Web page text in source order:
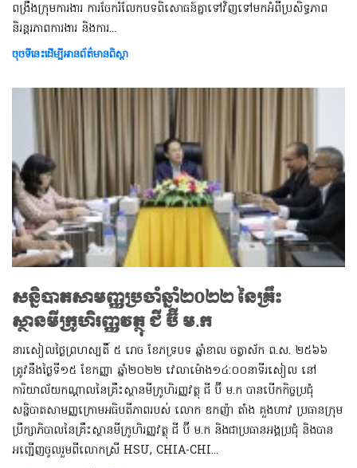
ពង្រឹងក្រុមការងារ ការចែករំលែកបទពិសោធន៍គ្នាទៅវិញទៅមកអំពីប្រសិទ្ធភាព
និរន្តរភាពការងារ និងការ...
ចុចទីនេះដើម្បីអានព័ត៌មានពិស្តា
សន្និបាតសាមញ្ញប្រចាំឆ្នាំ២០២២ នៃគ្រឹះ
ស្ថានមីក្រូហិរញ្ញវត្ថុ ជី ប៊ី ម.ក
នារសៀលថ្ងៃព្រហស្បតិ៍ ៥ រោច ខែភទ្របទ ឆ្នាំខាល ចត្វាស័ក ព.ស. ២៥៦៦
ត្រូវនឹងថ្ងៃទី១៥ ខែកញ្ញា ឆ្នាំ២០២២ វេលាម៉ោង១៤:០០នាទីរសៀល នៅ
ការិយាល័យកណ្តាលនៃគ្រឹះស្ថានមីក្រូហិរញ្ញវត្ថុ ជី ប៊ី ម.ក បានបើកកិច្ចប្រជុំ
សន្និបាតសាមញ្ញក្រោមអធិបតីភាពរបស់ លោក ឧកញ៉ា តាំង គួងហាវ ប្រធានក្រុម
ប្រឹក្សាភិបាលនៃគ្រឹះស្ថានមីក្រូហិរញ្ញវត្ថុ ជី ប៊ី ម.ក និងជាប្រធានអង្គប្រជុំ និងបាន
អញ្ជើញចូលរួមពីលោកស្រី HSU, CHIA-CHI...